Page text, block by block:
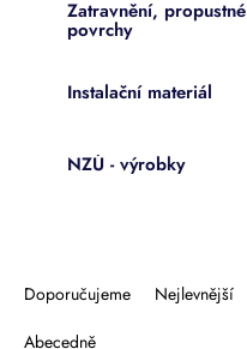
Zatravnění, propustné
povrchy
Instalační materiál
NZÚ - výrobky
Doporučujeme Nejlevnější
Abecedně